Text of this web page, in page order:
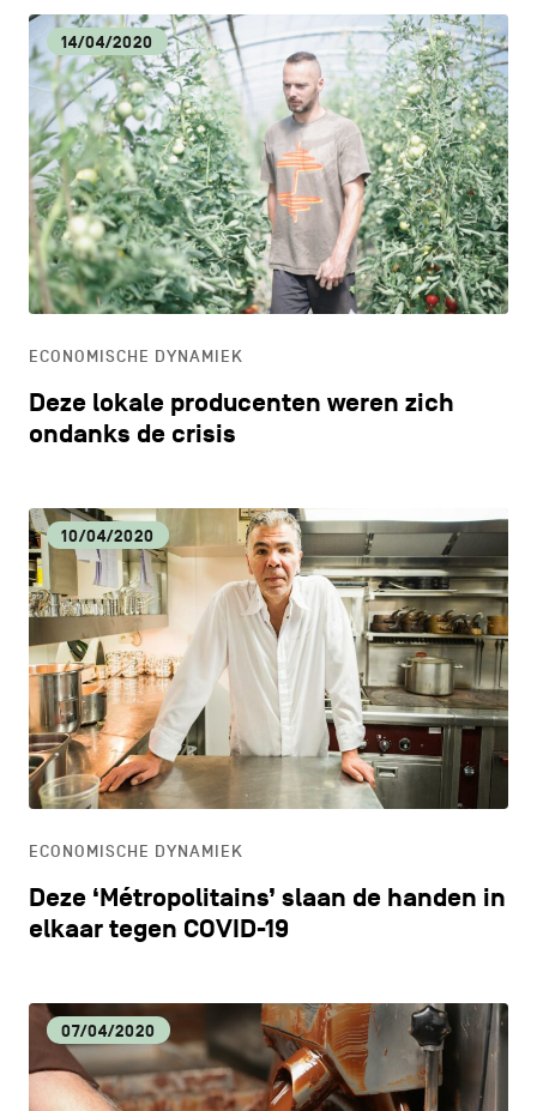
14/04/2020
ECONOMISCHE DYNAMIEK
Deze lokale producenten weren zich
ondanks de crisis
10/04/2020
ECONOMISCHE DYNAMIEK
Deze ‘Métropolitains’ slaan de handen in
elkaar tegen COVID-19
07/04/2020